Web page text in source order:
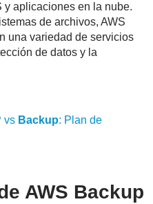
y aplicaciones en la nube.
de archivos, AWS
una variedad de servicios
de datos y la
vs Backup: Plan de
AWS Backup